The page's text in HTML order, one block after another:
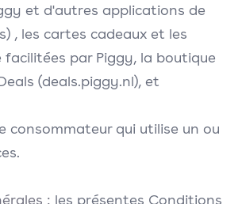
et d'autres applications de
, les cartes cadeaux et les
par Piggy, la boutique
(deals.piggy.nl), et
consommateur qui utilise un ou
: les présentes Conditions